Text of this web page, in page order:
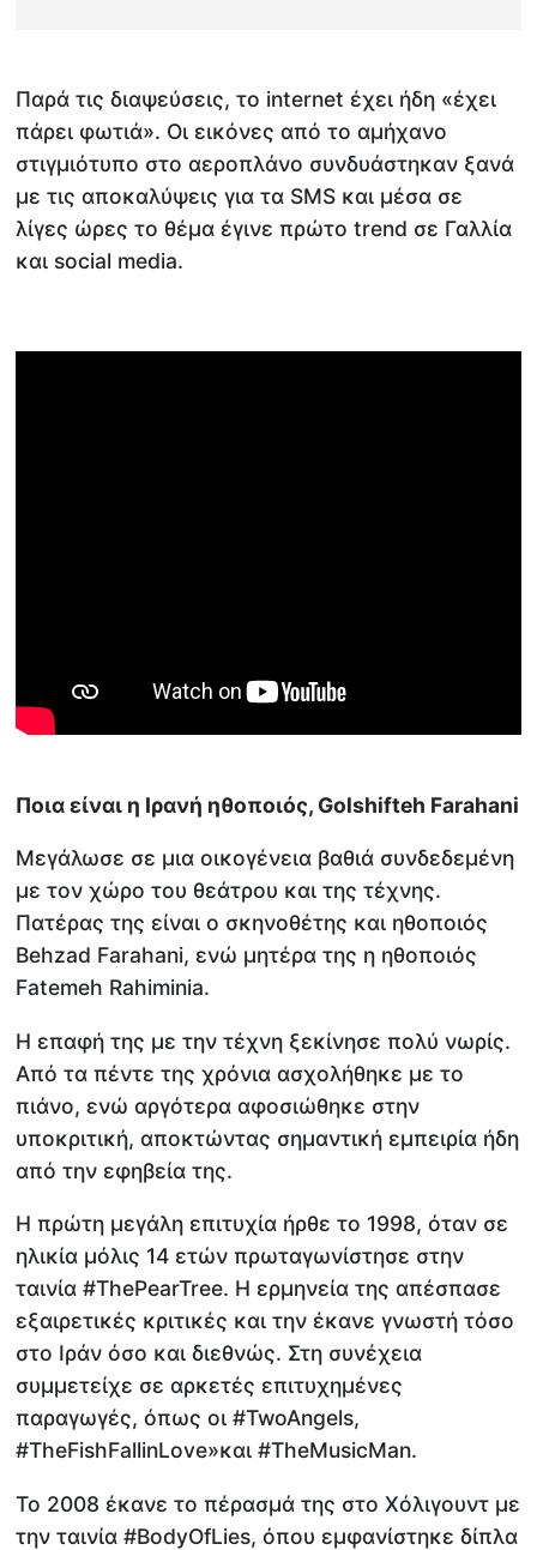
Παρά τις διαψεύσεις, το internet έχει ήδη «έχει
πάρει φωτιά». Οι εικόνες από το αμήχανο
στιγμιότυπο στο αεροπλάνο συνδυάστηκαν ξανά
με τις αποκαλύψεις για τα SMS και μέσα σε
λίγες ώρες το θέμα έγινε πρώτο trend σε Γαλλία
και social media.
Ποια είναι η Ιρανή ηθοποιός, Golshifteh Farahani
Μεγάλωσε σε μια οικογένεια βαθιά συνδεδεμένη
με τον χώρο του θεάτρου και της τέχνης.
Πατέρας της είναι ο σκηνοθέτης και ηθοποιός
Behzad Farahani, ενώ μητέρα της η ηθοποιός
Fatemeh Rahiminia.
Η επαφή της με την τέχνη ξεκίνησε πολύ νωρίς.
Από τα πέντε της χρόνια ασχολήθηκε με το
πιάνο, ενώ αργότερα αφοσιώθηκε στην
υποκριτική, αποκτώντας σημαντική εμπειρία ήδη
από την εφηβεία της.
Η πρώτη μεγάλη επιτυχία ήρθε το 1998, όταν σε
ηλικία μόλις 14 ετών πρωταγωνίστησε στην
ταινία #ThePearTree. Η ερμηνεία της απέσπασε
εξαιρετικές κριτικές και την έκανε γνωστή τόσο
στο Ιράν όσο και διεθνώς. Στη συνέχεια
συμμετείχε σε αρκετές επιτυχημένες
παραγωγές, όπως οι #TwoAngels,
#TheFishFallinLove»και #TheMusicMan.
Το 2008 έκανε το πέρασμά της στο Χόλιγουντ με
την ταινία #BodyOfLies, όπου εμφανίστηκε δίπλα